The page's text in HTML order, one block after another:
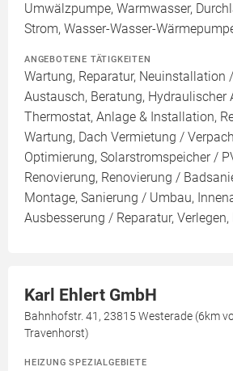
Umwälzpumpe, Warmwasser,
Strom, Wasser-Wasser-
ANGEBOTENE TÄTIGKEITEN
Wartung, Reparatur, Neuinstallation
Austausch, Beratung, Hydraulischer
Thermostat, Anlage & Installation,
Wartung, Dach Vermietung /
Optimierung, Solarstromspeicher /
Renovierung, Renovierung /
Montage, Sanierung / Umbau,
Ausbesserung / Reparatur,
Karl Ehlert GmbH
Bahnhofstr. 41, 23815 Westerade (6km
Travenhorst)
HEIZUNG SPEZIALGEBIETE